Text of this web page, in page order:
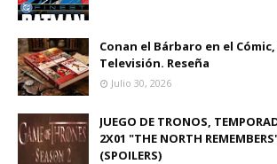
Conan el Bárbaro en el Cómic,
Televisión. Reseña
Julio 30, 2026
JUEGO DE TRONOS,
2X01 "THE NORTH
(SPOILERS)